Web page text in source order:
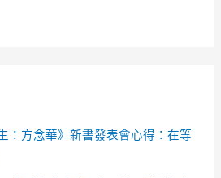
：方念華》新書發表會心得：在等